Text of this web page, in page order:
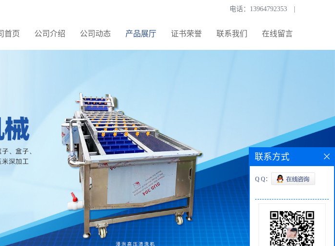
电话： 13964792353
首页 公司介绍 公司动态 产品展厅 证书荣誉 联系我们 在线留言
联系方式
Q Q：